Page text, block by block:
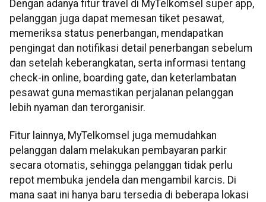
Dengan adanya fitur travel di MyTelkomsel super app,
pelanggan juga dapat memesan tiket pesawat,
memeriksa status penerbangan, mendapatkan
pengingat dan notifikasi detail penerbangan sebelum
dan setelah keberangkatan, serta informasi tentang
check-in online, boarding gate, dan keterlambatan
pesawat guna memastikan perjalanan pelanggan
lebih nyaman dan terorganisir.
Fitur lainnya, MyTelkomsel juga memudahkan
pelanggan dalam melakukan pembayaran parkir
secara otomatis, sehingga pelanggan tidak perlu
repot membuka jendela dan mengambil karcis. Di
mana saat ini hanya baru tersedia di beberapa lokasi